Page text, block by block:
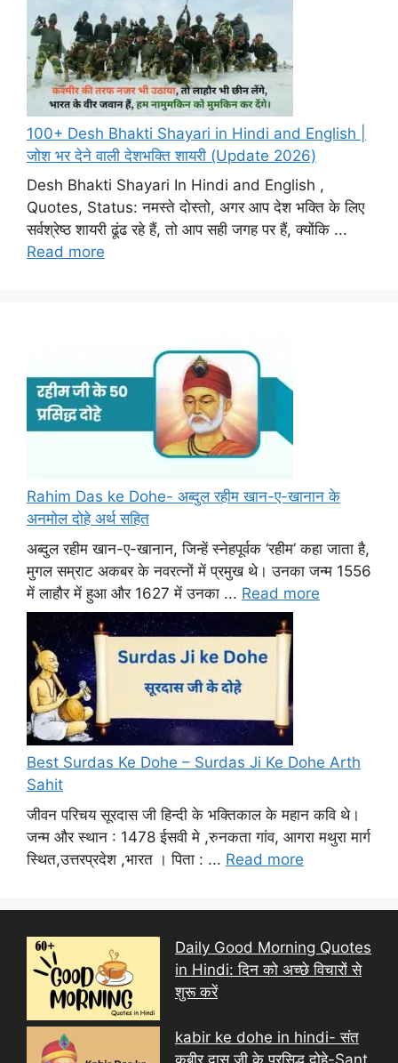
100+ Desh Bhakti Shayari in Hindi and English |
जोश भर देने वाली देशभक्ति शायरी (Update 2026)
Desh Bhakti Shayari In Hindi and English ,
Quotes, Status: नमस्ते दोस्तो, अगर आप देश भक्ति के लिए
सर्वश्रेष्ठ शायरी ढूंढ रहे हैं, तो आप सही जगह पर हैं, क्योंकि ...
Read more
Rahim Das ke Dohe- अब्दुल रहीम खान-ए-खानान के
अनमोल दोहे अर्थ सहित
अब्दुल रहीम खान-ए-खानान, जिन्हें स्नेहपूर्वक ‘रहीम’ कहा जाता है,
मुगल सम्राट अकबर के नवरत्नों में प्रमुख थे। उनका जन्म 1556
में लाहौर में हुआ और 1627 में उनका ... Read more
Best Surdas Ke Dohe – Surdas Ji Ke Dohe Arth
Sahit
जीवन परिचय सूरदास जी हिन्दी के भक्तिकाल के महान कवि थे।
जन्म और स्थान : 1478 ईसवी मे ,रुनकता गांव, आगरा मथुरा मार्ग
स्थित,उत्तरप्रदेश ,भारत । पिता : ... Read more
Daily Good Morning Quotes
in Hindi: दिन को अच्छे विचारों से
शुरू करें
kabir ke dohe in hindi- संत
कबीर दास जी के प्रसिद्ध दोहे-Sant